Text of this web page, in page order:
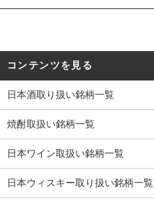
コンテンツを見る
日本酒取り扱い銘柄一覧
焼酎取扱い銘柄一覧
日本ワイン取扱い銘柄一覧
日本ウィスキー取り扱い銘柄一覧